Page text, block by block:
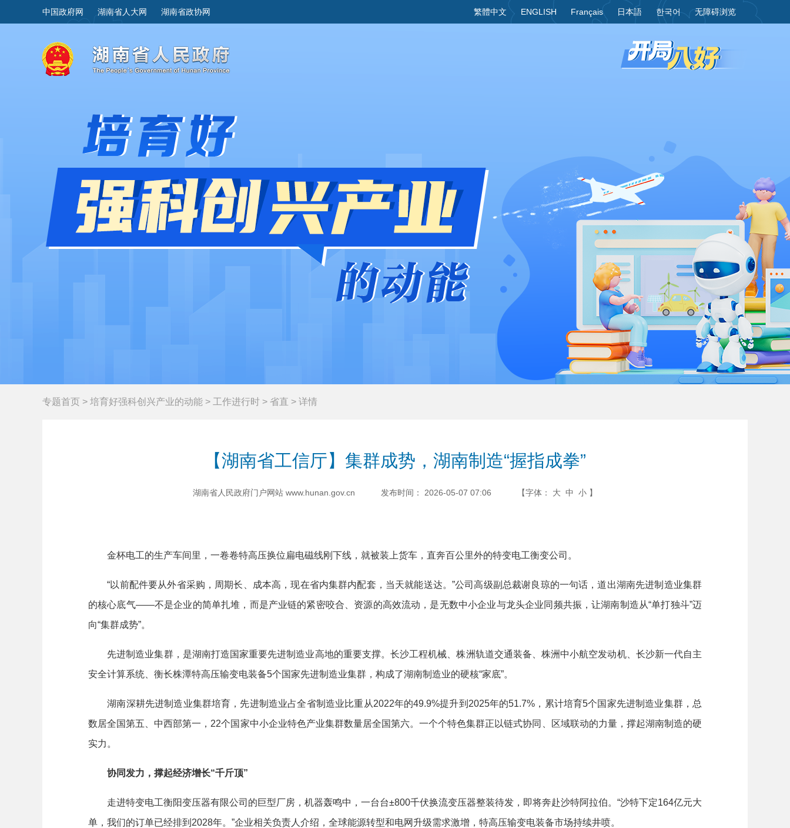
中国政府网 湖南省人大网 湖南省政协网 繁體中文 ENGLISH Français 日本語 한국어 无障碍浏览
专题首页 > 培育好强科创兴产业的动能 > 工作进行时 > 省直 > 详情
【湖南省工信厅】集群成势，湖南制造“握指成拳”
湖南省人民政府门户网站 www.hunan.gov.cn 发布时间： 2026-05-07 07:06 【字体： 大 中 小 】
金杯电工的生产车间里，一卷卷特高压换位扁电磁线刚下线，就被装上货车，直奔百公里外的特变电工衡变公司。
“以前配件要从外省采购，周期长、成本高，现在省内集群内配套，当天就能送达。”公司高级副总裁谢良琼的一句话，道出湖南先进制造业集群
的核心底气——不是企业的简单扎堆，而是产业链的紧密咬合、资源的高效流动，是无数中小企业与龙头企业同频共振，让湖南制造从“单打独斗”迈
向“集群成势”。
先进制造业集群，是湖南打造国家重要先进制造业高地的重要支撑。长沙工程机械、株洲轨道交通装备、株洲中小航空发动机、长沙新一代自主
安全计算系统、衡长株潭特高压输变电装备5个国家先进制造业集群，构成了湖南制造业的硬核“家底”。
湖南深耕先进制造业集群培育，先进制造业占全省制造业比重从2022年的49.9%提升到2025年的51.7%，累计培育5个国家先进制造业集群，总
数居全国第五、中西部第一，22个国家中小企业特色产业集群数量居全国第六。一个个特色集群正以链式协同、区域联动的力量，撑起湖南制造的硬
实力。
协同发力，撑起经济增长“千斤顶”
走进特变电工衡阳变压器有限公司的巨型厂房，机器轰鸣中，一台台±800千伏换流变压器整装待发，即将奔赴沙特阿拉伯。“沙特下定164亿元大
单，我们的订单已经排到2028年。”企业相关负责人介绍，全球能源转型和电网升级需求激增，特高压输变电装备市场持续井喷。